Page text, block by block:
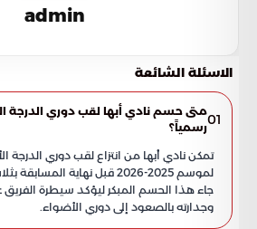
admin
الاسئلة الشائعة
01متى حسم نادي أبها لقب دوري الدرجة
رسمياً؟
تمكن نادي أبها من انتزاع لقب دوري الدرجة
لموسم 2025-2026 قبل نهاية
جاء هذا الحسم المبكر ليؤكد سيطرة الفريق
وجدارته بالصعود إلى دوري الأضواء.